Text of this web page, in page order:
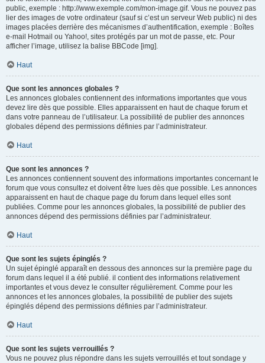
public, exemple : http://www.exemple.com/mon-image.gif. Vous ne pouvez pas
lier des images de votre ordinateur (sauf si c’est un serveur Web public) ni des
images placées derrière des mécanismes d’authentification, exemple : Boîtes
e-mail Hotmail ou Yahoo!, sites protégés par un mot de passe, etc. Pour
afficher l’image, utilisez la balise BBCode [img].
Haut
Que sont les annonces globales ?
Les annonces globales contiennent des informations importantes que vous
devez lire dès que possible. Elles apparaissent en haut de chaque forum et
dans votre panneau de l’utilisateur. La possibilité de publier des annonces
globales dépend des permissions définies par l’administrateur.
Haut
Que sont les annonces ?
Les annonces contiennent souvent des informations importantes concernant le
forum que vous consultez et doivent être lues dès que possible. Les annonces
apparaissent en haut de chaque page du forum dans lequel elles sont
publiées. Comme pour les annonces globales, la possibilité de publier des
annonces dépend des permissions définies par l’administrateur.
Haut
Que sont les sujets épinglés ?
Un sujet épinglé apparaît en dessous des annonces sur la première page du
forum dans lequel il a été publié. il contient des informations relativement
importantes et vous devez le consulter régulièrement. Comme pour les
annonces et les annonces globales, la possibilité de publier des sujets
épinglés dépend des permissions définies par l’administrateur.
Haut
Que sont les sujets verrouillés ?
Vous ne pouvez plus répondre dans les sujets verrouillés et tout sondage y